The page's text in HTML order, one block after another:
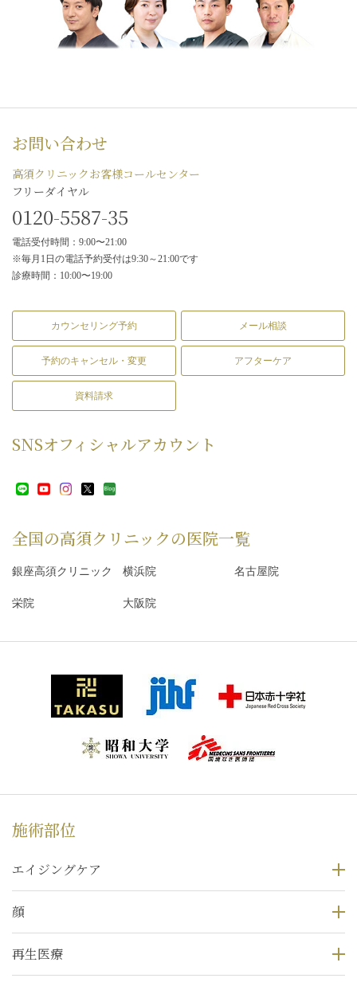
お問い合わせ
高須クリニックお客様コールセンター
フリーダイヤル
0120-5587-35
電話受付時間：9:00〜21:00
※毎月1日の電話予約受付は9:30～21:00です
診療時間：10:00〜19:00
カウンセリング予約 メール相談
予約のキャンセル・変更 アフターケア
資料請求
SNSオフィシャルアカウント
全国の高須クリニックの医院一覧
銀座高須クリニック 横浜院 名古屋院
栄院 大阪院
施術部位
エイジングケア
顔
再生医療